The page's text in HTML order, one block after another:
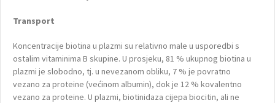
Transport
Koncentracije biotina u plazmi su relativno male u usporedbi s
ostalim vitaminima B skupine. U prosjeku, 81 % ukupnog biotina u
plazmi je slobodno, tj. u nevezanom obliku, 7 % je povratno
vezano za proteine (većinom albumin), dok je 12 % kovalentno
vezano za proteine. U plazmi, biotinidaza cijepa biocitin, ali ne